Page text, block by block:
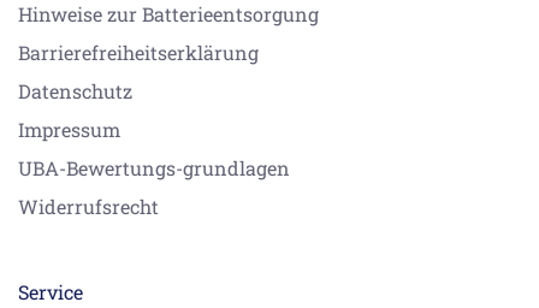
Hinweise zur Batterieentsorgung
Barrierefreiheitserklärung
Datenschutz
Impressum
UBA-Bewertungs-grundlagen
Widerrufsrecht
Service